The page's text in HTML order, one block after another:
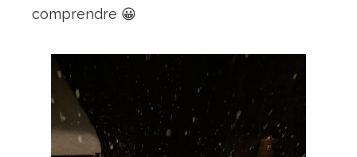
comprendre 😀